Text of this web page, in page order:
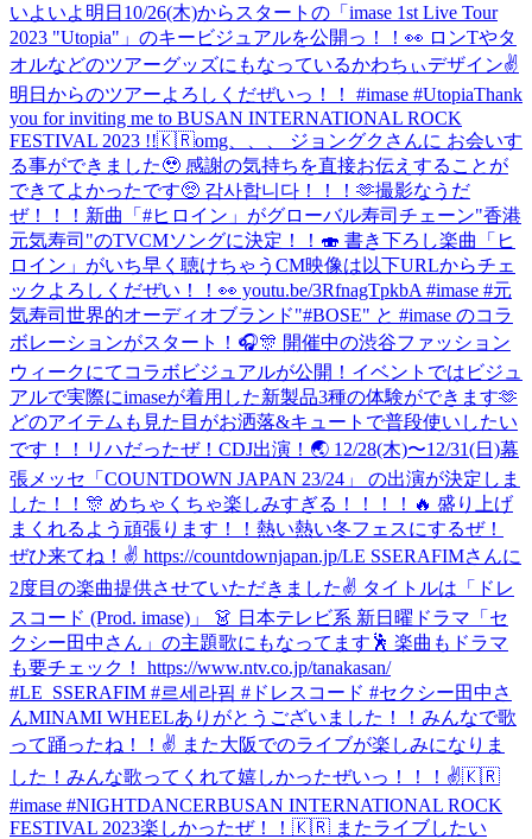
いよいよ明日10/26(木)からスタートの「imase 1st Live Tour
2023 "Utopia"」のキービジュアルを公開っ！！👀 ロンTやタ
オルなどのツアーグッズにもなっているかわちぃデザイン✌
明日からのツアーよろしくだぜいっ！！ #imase #UtopiaThank
you for inviting me to BUSAN INTERNATIONAL ROCK
FESTIVAL 2023 !!🇰🇷omg、、、 ジョングクさんに お会いす
る事ができました🥹 感謝の気持ちを直接お伝えすることが
できてよかったです🥺 감사합니다！！！🫶撮影なうだ
ぜ！！！ 新曲「#ヒロイン」がグローバル寿司チェーン"香港
元気寿司"のTVCMソングに決定！！🍣 書き下ろし楽曲「ヒ
ロイン」がいち早く聴けちゃうCM映像は以下URLからチェ
ックよろしくだぜい！！👀 youtu.be/3RfnagTpkbA #imase #元
気寿司 世界的オーディオブランド"#BOSE" と #imase のコラ
ボレーションがスタート！🎧🎊 開催中の渋谷ファッション
ウィークにてコラボビジュアルが公開！イベントではビジュ
アルで実際にimaseが着用した新製品3種の体験ができます🫶
どのアイテムも見た目がお洒落&キュートで普段使いしたい
です！！ リハだったぜ！ CDJ出演！🌏 12/28(木)〜12/31(日)幕
張メッセ「COUNTDOWN JAPAN 23/24」 の出演が決定しま
した！！🎊 めちゃくちゃ楽しみすぎる！！！！🔥 盛り上げ
まくれるよう頑張ります！！熱い熱い冬フェスにするぜ！
ぜひ来てね！✌️ https://countdownjapan.jp/LE SSERAFIMさんに
2度目の楽曲提供させていただきました✌️ タイトルは「ドレ
スコード (Prod. imase)」 👗 日本テレビ系 新日曜ドラマ「セ
クシー田中さん」の主題歌にもなってます🕺 楽曲もドラマ
も要チェック！ https://www.ntv.co.jp/tanakasan/
#LE_SSERAFIM #르세라핌 #ドレスコード #セクシー田中さ
んMINAMI WHEELありがとうございました！！みんなで歌
って踊ったね！！✌️ また大阪でのライブが楽しみになりま
した！ みんな歌ってくれて嬉しかったぜいっ！！！✌️🇰🇷
#imase #NIGHTDANCERBUSAN INTERNATIONAL ROCK
FESTIVAL 2023楽しかったぜ！！🇰🇷 またライブしたい